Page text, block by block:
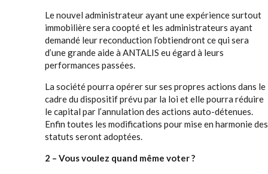
Le nouvel administrateur ayant une expérience surtout
immobilière sera coopté et les administrateurs ayant
demandé leur reconduction l’obtiendront ce qui sera
d’une grande aide à ANTALIS eu égard à leurs
performances passées.
La société pourra opérer sur ses propres actions dans le
cadre du dispositif prévu par la loi et elle pourra réduire
le capital par l’annulation des actions auto-détenues.
Enfin toutes les modifications pour mise en harmonie des
statuts seront adoptées.
2 – Vous voulez quand même voter ?